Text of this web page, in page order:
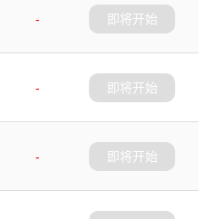
-
即将开始
-
即将开始
-
即将开始